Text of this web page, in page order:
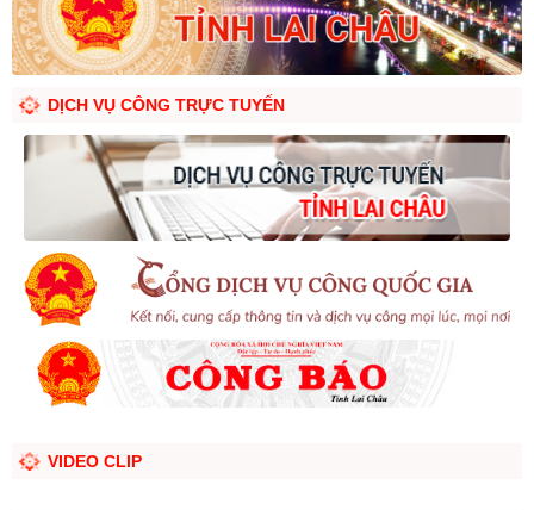
DỊCH VỤ CÔNG TRỰC TUYẾN
VIDEO CLIP